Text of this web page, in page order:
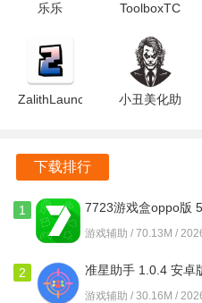
它让玩家们能够更深入地体
乐乐
卓版
ToolboxTC
卓版
ZalithLauncher
卓版
小丑美化助
下载排行
1
7723游戏盒oppo版
安卓版
游戏辅助 / 70.13M /
2 准星助手 1.0.4 安卓
游戏辅助 / 30.16M /